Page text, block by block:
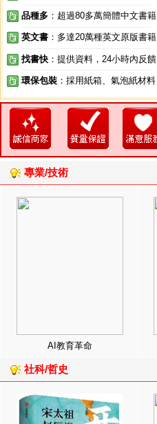
品種多 ：超過80多萬簡體中文書籍
英文書 ：多達20萬種英文原版書籍
找書快 ：提供資料，24小時內反饋
環保包裝 ：採用紙箱、氣泡紙材料
專業/技術
AI教育革命
社科/哲史